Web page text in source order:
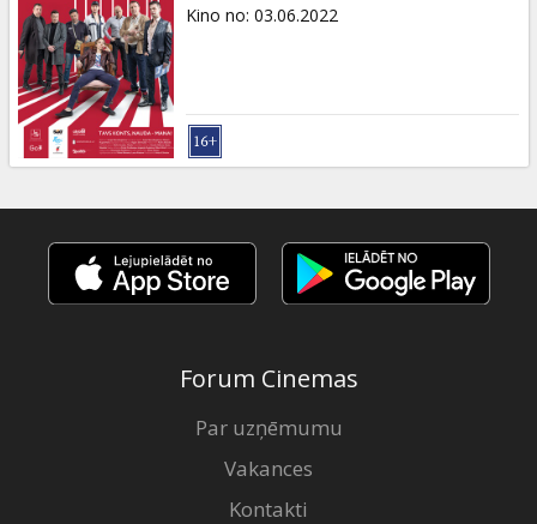
Dāvanu
kartes
Uzkodas
B2B
Kino
Klubs
Kino no: 03.06.2022
Forum Cinemas
Par uzņēmumu
Vakances
Kontakti